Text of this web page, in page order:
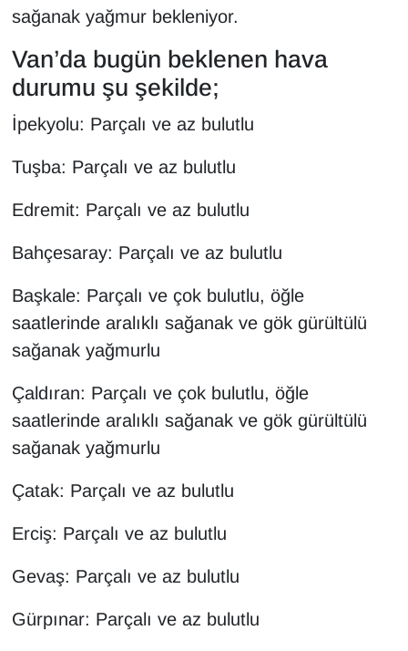
sağanak yağmur bekleniyor.
Van’da bugün beklenen hava
durumu şu şekilde;
İpekyolu: Parçalı ve az bulutlu
Tuşba: Parçalı ve az bulutlu
Edremit: Parçalı ve az bulutlu
Bahçesaray: Parçalı ve az bulutlu
Başkale: Parçalı ve çok bulutlu, öğle
saatlerinde aralıklı sağanak ve gök gürültülü
sağanak yağmurlu
Çaldıran: Parçalı ve çok bulutlu, öğle
saatlerinde aralıklı sağanak ve gök gürültülü
sağanak yağmurlu
Çatak: Parçalı ve az bulutlu
Erciş: Parçalı ve az bulutlu
Gevaş: Parçalı ve az bulutlu
Gürpınar: Parçalı ve az bulutlu
KURDÎ
MAGAZİN
MEDYA
RÖPORTAJ
Seri İlan
Sinema - TV